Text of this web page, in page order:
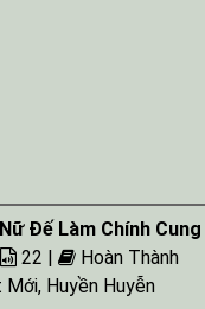
Đế Làm Chính
22 |
Hoàn Thành
Mới, Huyền Huyễn